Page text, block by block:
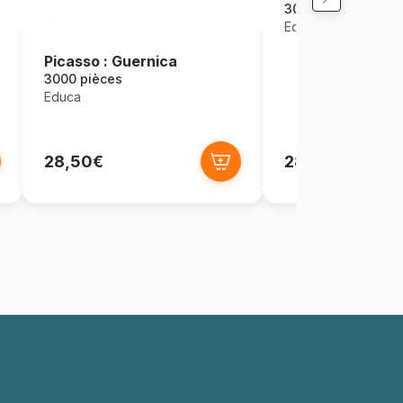
Picasso : Guernica
3000 pièces
Educa
28,50€
3000 pièces
Educa
28,50€